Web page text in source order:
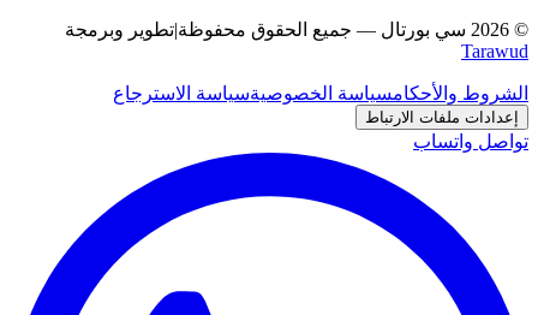
©
2026 سي بورتال — جميع الحقوق محفوظة|تطوير وبرمجة
Tarawud
الشروط والأحكامسياسة الخصوصيةسياسة الاسترجاع
إعدادات ملفات الارتباط
تواصل واتساب